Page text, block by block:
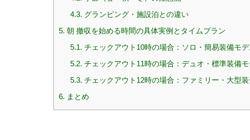
4.3. グランピング・施設泊との違い
5. 朝 撤収を始める時間の具体実例とタイムプラン
5.1. チェックアウト10時の場合：ソロ・簡易装備モ
5.2. チェックアウト11時の場合：デュオ・標準装備
5.3. チェックアウト12時の場合：ファミリー・大型
6. まとめ